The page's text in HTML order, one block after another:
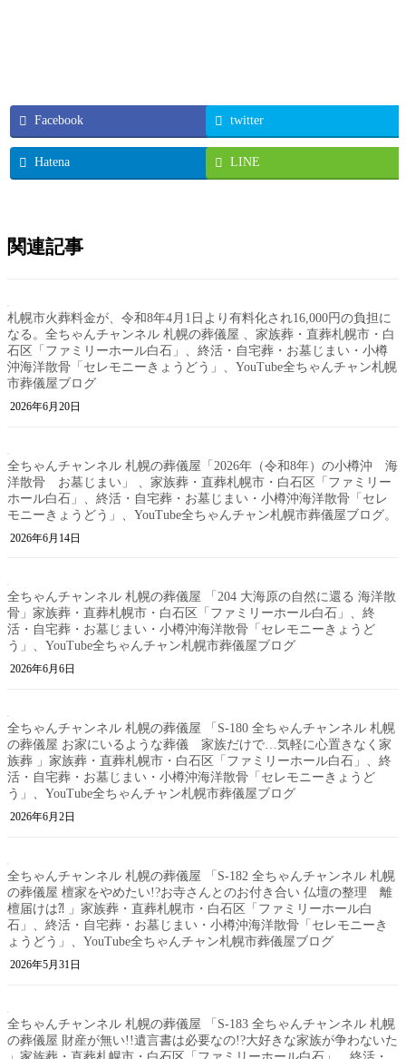
Facebook twitter
Hatena LINE
関連記事
札幌市火葬料金が、令和8年4月1日より有料化され16,000円の負担に
なる。全ちゃんチャンネル 札幌の葬儀屋 、家族葬・直葬札幌市・白
石区「ファミリーホール白石」、終活・自宅葬・お墓じまい・小樽
沖海洋散骨「セレモニーきょうどう」、YouTube全ちゃんチャン札幌
市葬儀屋ブログ
2026年6月20日
全ちゃんチャンネル 札幌の葬儀屋「2026年（令和8年）の小樽沖 海
洋散骨 お墓じまい」 、家族葬・直葬札幌市・白石区「ファミリー
ホール白石」、終活・自宅葬・お墓じまい・小樽沖海洋散骨「セレ
モニーきょうどう」、YouTube全ちゃんチャン札幌市葬儀屋ブログ。
2026年6月14日
全ちゃんチャンネル 札幌の葬儀屋 「204 大海原の自然に還る 海洋散
骨」家族葬・直葬札幌市・白石区「ファミリーホール白石」、終
活・自宅葬・お墓じまい・小樽沖海洋散骨「セレモニーきょうど
う」、YouTube全ちゃんチャン札幌市葬儀屋ブログ
2026年6月6日
全ちゃんチャンネル 札幌の葬儀屋 「S-180 全ちゃんチャンネル 札幌
の葬儀屋 お家にいるような葬儀 家族だけで…気軽に心置きなく家
族葬 」家族葬・直葬札幌市・白石区「ファミリーホール白石」、終
活・自宅葬・お墓じまい・小樽沖海洋散骨「セレモニーきょうど
う」、YouTube全ちゃんチャン札幌市葬儀屋ブログ
2026年6月2日
全ちゃんチャンネル 札幌の葬儀屋 「S-182 全ちゃんチャンネル 札幌
の葬儀屋 檀家をやめたい!?お寺さんとのお付き合い 仏壇の整理 離
檀届けは⁈ 」家族葬・直葬札幌市・白石区「ファミリーホール白
石」、終活・自宅葬・お墓じまい・小樽沖海洋散骨「セレモニーき
ょうどう」、YouTube全ちゃんチャン札幌市葬儀屋ブログ
2026年5月31日
全ちゃんチャンネル 札幌の葬儀屋 「S-183 全ちゃんチャンネル 札幌
の葬儀屋 財産が無い!!遺言書は必要なの!?大好きな家族が争わないた